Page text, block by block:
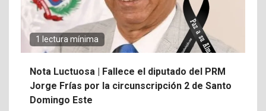
1 lectura mínima
Nota Luctuosa | Fallece el diputado del PRM
Jorge Frías por la circunscripción 2 de Santo
Domingo Este